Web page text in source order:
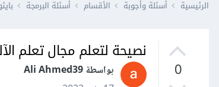
الرئيسية أسئلة وأجوبة الأقسام أسئلة البرمجة
0
نصيحة لتعلم مجال تعلم
بواسطة Ali Ahmed39